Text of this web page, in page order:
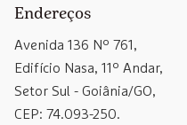
Endereços
Avenida 136 Nº 761,
Edifício Nasa, 11º Andar,
Setor Sul - Goiânia/GO,
CEP: 74.093-250.